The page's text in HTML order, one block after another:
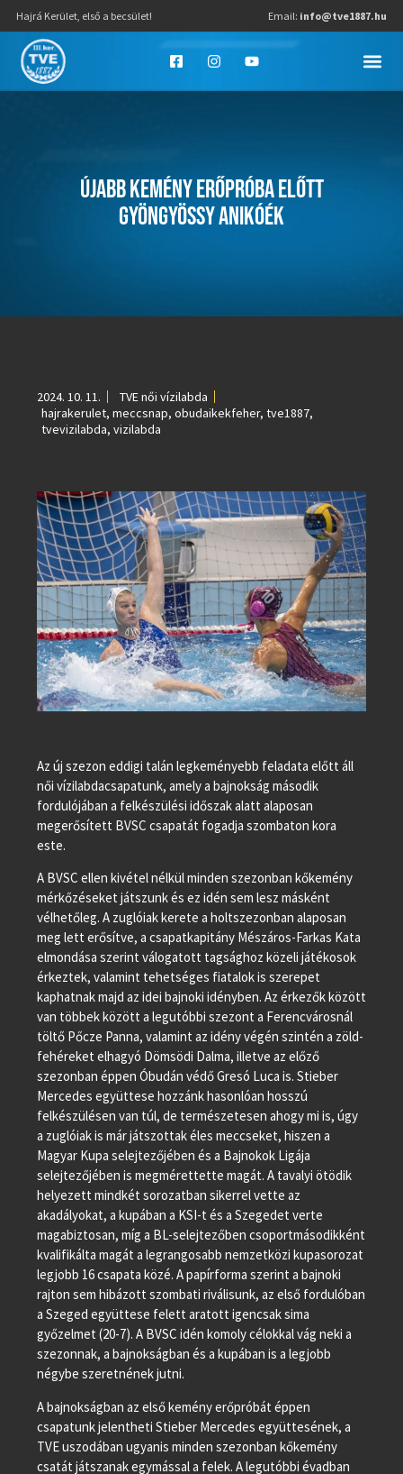
Hajrá Kerület, első a becsület! Email: info@tve1887.hu
ÚJABB KEMÉNY ERŐPRÓBA ELŐTT
GYÖNGYÖSSY ANIKÓÉK
2024. 10. 11.
TVE női vízilabda
hajrakerulet, meccsnap, obudaikekfeher, tve1887,
tvevizilabda, vizilabda
Az új szezon eddigi talán legkeményebb feladata előtt áll
női vízilabdacsapatunk, amely a bajnokság második
fordulójában a felkészülési időszak alatt alaposan
megerősített BVSC csapatát fogadja szombaton kora
este.
A BVSC ellen kivétel nélkül minden szezonban kőkemény
mérkőzéseket játszunk és ez idén sem lesz másként
vélhetőleg. A zuglóiak kerete a holtszezonban alaposan
meg lett erősítve, a csapatkapitány Mészáros-Farkas Kata
elmondása szerint válogatott tagsághoz közeli játékosok
érkeztek, valamint tehetséges fiatalok is szerepet
kaphatnak majd az idei bajnoki idényben. Az érkezők között
van többek között a legutóbbi szezont a Ferencvárosnál
töltő Pőcze Panna, valamint az idény végén szintén a zöld-
fehéreket elhagyó Dömsödi Dalma, illetve az előző
szezonban éppen Óbudán védő Gresó Luca is. Stieber
Mercedes együttese hozzánk hasonlóan hosszú
felkészülésen van túl, de természetesen ahogy mi is, úgy
a zuglóiak is már játszottak éles meccseket, hiszen a
Magyar Kupa selejtezőjében és a Bajnokok Ligája
selejtezőjében is megmérettette magát. A tavalyi ötödik
helyezett mindkét sorozatban sikerrel vette az
akadályokat, a kupában a KSI-t és a Szegedet verte
magabiztosan, míg a BL-selejtezőben csoportmásodikként
kvalifikálta magát a legrangosabb nemzetközi kupasorozat
legjobb 16 csapata közé. A papírforma szerint a bajnoki
rajton sem hibázott szombati riválisunk, az első fordulóban
a Szeged együttese felett aratott igencsak sima
győzelmet (20-7). A BVSC idén komoly célokkal vág neki a
szezonnak, a bajnokságban és a kupában is a legjobb
négybe szeretnének jutni.
A bajnokságban az első kemény erőpróbát éppen
csapatunk jelentheti Stieber Mercedes együttesének, a
TVE uszodában ugyanis minden szezonban kőkemény
csatát játszanak egymással a felek. A legutóbbi évadban